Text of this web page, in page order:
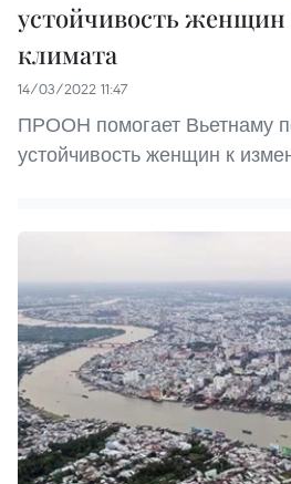
устойчивость
климата
14/03/2022 11:47
ПРООН помогает Вьетнаму
устойчивость женщин к